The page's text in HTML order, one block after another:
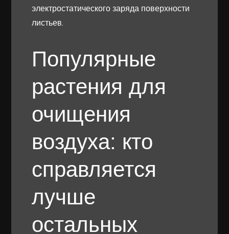
электростатического заряда поверхности
листьев.
Популярные
растения для
очищения
воздуха: кто
справляется
лучше
остальных